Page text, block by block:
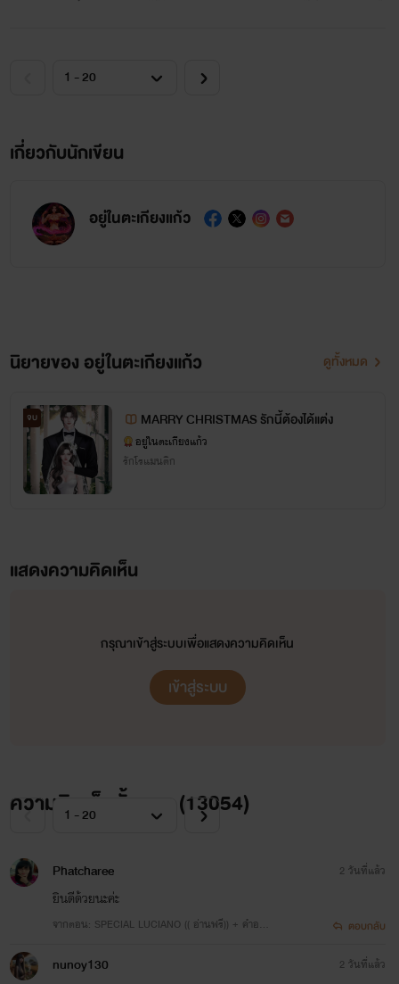
เกี่ยวกับนักเขียน
อยู่ในตะเกียงแก้ว
นิยายของ อยู่ในตะเกียงแก้ว ดูทั้งหมด
จบ MARRY CHRISTMAS รักนี้ต้องได้แต่ง
อยู่ในตะเกียงแก้ว
รักโรแมนติก
แสดงความคิดเห็น
กรุณาเข้าสู่ระบบเพื่อแสดงความคิดเห็น
เข้าสู่ระบบ
ความคิดเห็นทั้งหมด (13054)
Phatcharee
ยินดีด้วยนะค่ะ
จากตอน: SPECIAL LUCIANO (( อ่านฟรี)) + คำอธิบ
2 วันที่แล้ว
ตอบกลับ
nunoy130 2 วันที่แล้ว